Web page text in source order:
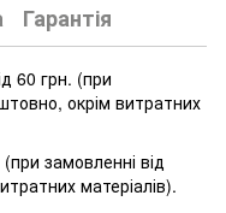
Гарантія
60 грн. (при
окрім витратних
замовленні від
матеріалів).